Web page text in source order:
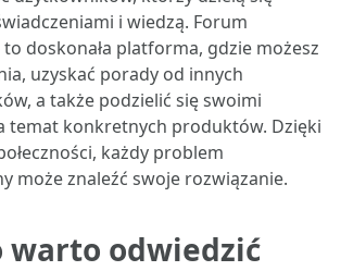
i wiedzą. Forum
doskonała platforma, gdzie możesz
uzyskać porady od innych
a także podzielić się swoimi
temat konkretnych produktów. Dzięki
każdy problem
może znaleźć swoje rozwiązanie.
warto odwiedzić